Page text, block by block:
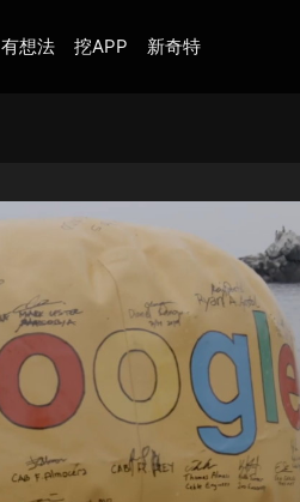
有想法 挖APP 新奇特